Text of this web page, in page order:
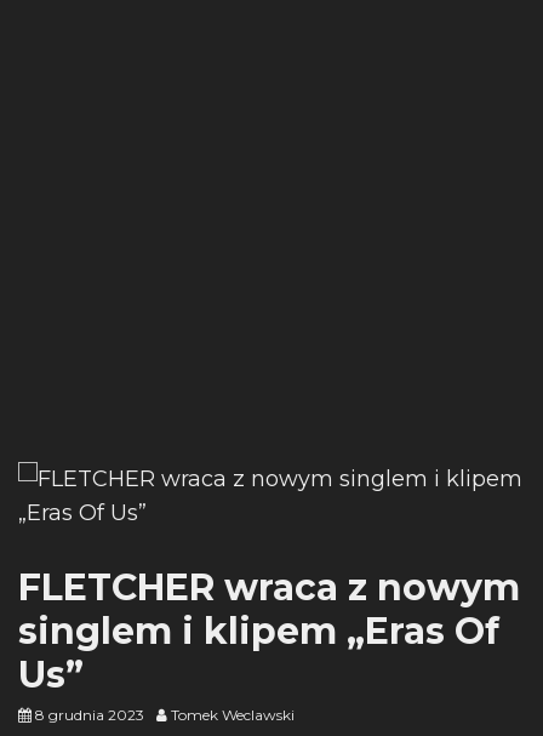
FLETCHER wraca z nowym
singlem i klipem „Eras Of
Us”
8 grudnia 2023 Tomek Weclawski